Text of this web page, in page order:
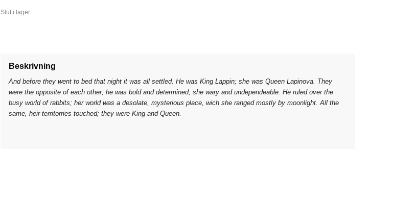
Slut i lager
Beskrivning
And before they went to bed that night it was all settled. He was King Lappin; she was Queen Lapinova. They
were the opposite of each other; he was bold and determined; she wary and undependeable. He ruled over the
busy world of rabbits; her world was a desolate, mysterious place, wich she ranged mostly by moonlight. All the
same, heir territorries touched; they were King and Queen.